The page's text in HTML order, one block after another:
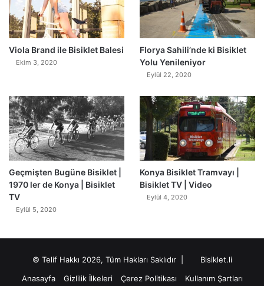
Viola Brand ile Bisiklet Balesi
Ekim 3, 2020
Florya Sahili’nde ki Bisiklet
Yolu Yenileniyor
Eylül 22, 2020
Geçmişten Bugüne Bisiklet |
1970 ler de Konya | Bisiklet
TV
Eylül 5, 2020
Konya Bisiklet Tramvayı |
Bisiklet TV | Video
Eylül 4, 2020
© Telif Hakkı 2026, Tüm Hakları Saklıdır |
Bisiklet.li
Anasayfa
Gizlilik İlkeleri Çerez Politikası Kullanım Şartları